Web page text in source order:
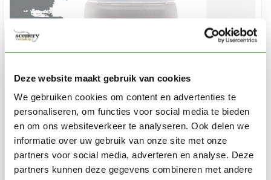
Deze website maakt gebruik van cookies
We gebruiken cookies om content en advertenties te
personaliseren, om functies voor social media te bieden
en om ons websiteverkeer te analyseren. Ook delen we
informatie over uw gebruik van onze site met onze
partners voor social media, adverteren en analyse. Deze
partners kunnen deze gegevens combineren met andere
CITADEL
Necron Compound - Dry Paint - 12ml - 23-13
€3,60